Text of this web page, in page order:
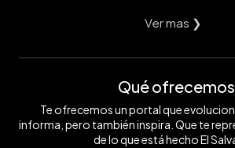
Ver mas ❯
Qué ofrecemos
Te ofrecemos un portal que
informa, pero también inspira. Que te
de lo que está hecho El